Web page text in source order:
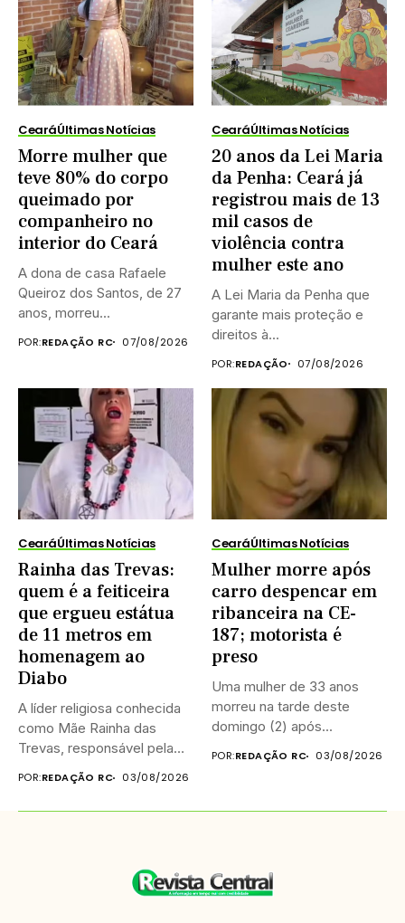
CearáÚltimas Notícias
Morre mulher que
teve 80% do corpo
queimado por
companheiro no
interior do Ceará
A dona de casa Rafaele
Queiroz dos Santos, de 27
anos, morreu...
POR:REDAÇÃO RC 07/08/2026
CearáÚltimas Notícias
20 anos da Lei Maria
da Penha: Ceará já
registrou mais de 13
mil casos de
violência contra
mulher este ano
A Lei Maria da Penha que
garante mais proteção e
direitos à...
POR:REDAÇÃO 07/08/2026
CearáÚltimas Notícias
Rainha das Trevas:
quem é a feiticeira
que ergueu estátua
de 11 metros em
homenagem ao
Diabo
A líder religiosa conhecida
como Mãe Rainha das
Trevas, responsável pela
construção...
POR:REDAÇÃO RC 03/08/2026
CearáÚltimas Notícias
Mulher morre após
carro despencar em
ribanceira na CE-
187; motorista é
preso
Uma mulher de 33 anos
morreu na tarde deste
domingo (2) após...
POR:REDAÇÃO RC 03/08/2026